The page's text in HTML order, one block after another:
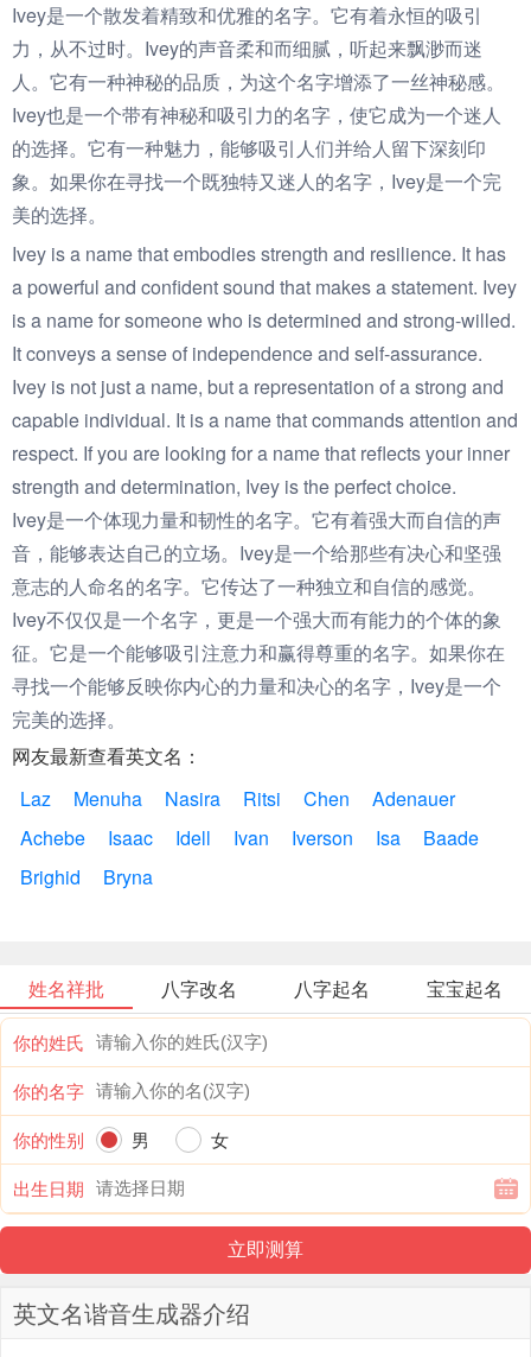
Ivey是一个散发着精致和优雅的名字。它有着永恒的吸引
力，从不过时。Ivey的声音柔和而细腻，听起来飘渺而迷
人。它有一种神秘的品质，为这个名字增添了一丝神秘感。
Ivey也是一个带有神秘和吸引力的名字，使它成为一个迷人
的选择。它有一种魅力，能够吸引人们并给人留下深刻印
象。如果你在寻找一个既独特又迷人的名字，Ivey是一个完
美的选择。
Ivey is a name that embodies strength and resilience. It has
a powerful and confident sound that makes a statement. Ivey
is a name for someone who is determined and strong-willed.
It conveys a sense of independence and self-assurance.
Ivey is not just a name, but a representation of a strong and
capable individual. It is a name that commands attention and
respect. If you are looking for a name that reflects your inner
strength and determination, Ivey is the perfect choice.
Ivey是一个体现力量和韧性的名字。它有着强大而自信的声
音，能够表达自己的立场。Ivey是一个给那些有决心和坚强
意志的人命名的名字。它传达了一种独立和自信的感觉。
Ivey不仅仅是一个名字，更是一个强大而有能力的个体的象
征。它是一个能够吸引注意力和赢得尊重的名字。如果你在
寻找一个能够反映你内心的力量和决心的名字，Ivey是一个
完美的选择。
网友最新查看英文名：
Laz
Menuha Nasira Ritsi Chen
Adenauer
Achebe
Isaac Idell Ivan Iverson Isa
Baade
Brighid
Bryna
姓名祥批 八字改名 八字起名 宝宝起名
你的姓氏
你的名字
你的性别
男
女
出生日期
英文名谐音生成器介绍